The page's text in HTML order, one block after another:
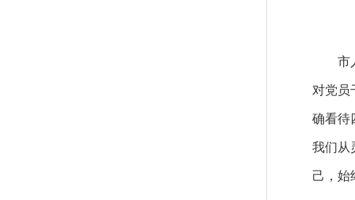
市人
对党员
确看待
我们从
己，始